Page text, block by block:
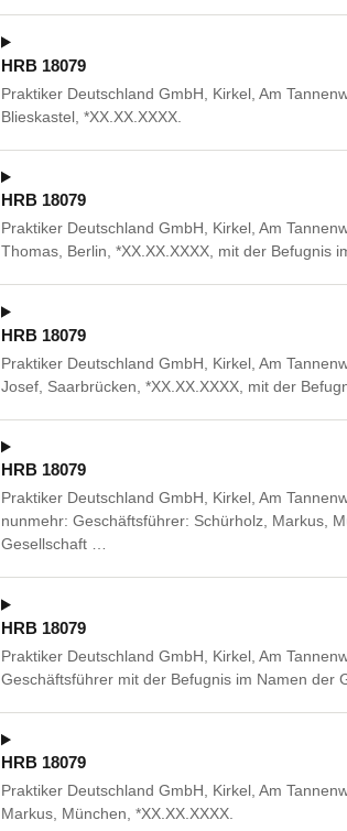
HRB 18079
Praktiker Deutschland GmbH, Kirkel, Am
Blieskastel, *XX.XX.XXXX.
HRB 18079
Praktiker Deutschland GmbH, Kirkel, Am
Thomas, Berlin, *XX.XX.XXXX, mit der Befugnis
HRB 18079
Praktiker Deutschland GmbH, Kirkel, Am
Josef, Saarbrücken, *XX.XX.XXXX, mit der
HRB 18079
Praktiker Deutschland GmbH, Kirkel, Am
nunmehr: Geschäftsführer: Schürholz, Markus,
Gesellschaft …
HRB 18079
Praktiker Deutschland GmbH, Kirkel, Am
Geschäftsführer mit der Befugnis im Namen der
HRB 18079
Praktiker Deutschland GmbH, Kirkel, Am
Markus, München, *XX.XX.XXXX.